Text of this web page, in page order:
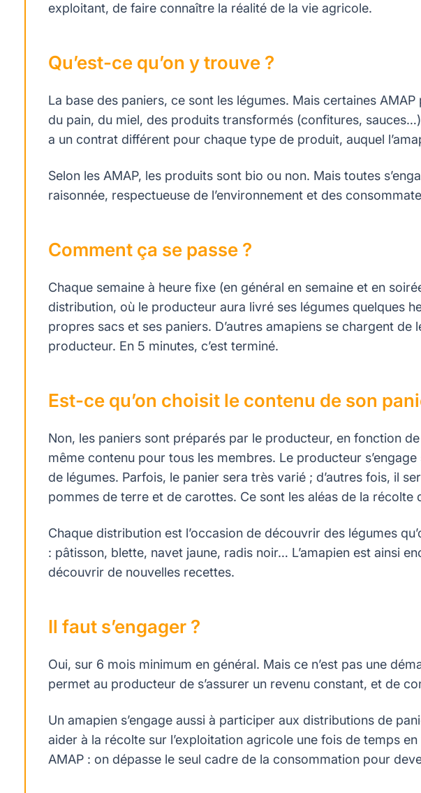
exploitant, de faire connaître la réalité de la vie agricole.
Qu’est-ce qu’on y trouve ?
La base des paniers, ce sont les légumes. Mais certaines
du pain, du miel, des produits transformés (confitures,
a un contrat différent pour chaque type de produit, auquel
Selon les AMAP, les produits sont bio ou non. Mais toutes
raisonnée, respectueuse de l’environnement et des
Comment ça se passe ?
Chaque semaine à heure fixe (en général en semaine et en
distribution, où le producteur aura livré ses légumes quelques
propres sacs et ses paniers. D’autres amapiens se chargent de
producteur. En 5 minutes, c’est terminé.
Est-ce qu’on choisit le contenu de son
Non, les paniers sont préparés par le producteur, en fonction
même contenu pour tous les membres. Le producteur
de légumes. Parfois, le panier sera très varié ; d’autres fois, il
pommes de terre et de carottes. Ce sont les aléas de la récolte
Chaque distribution est l’occasion de découvrir des légumes
: pâtisson, blette, navet jaune, radis noir… L’amapien est ainsi
découvrir de nouvelles recettes.
Il faut s’engager ?
Oui, sur 6 mois minimum en général. Mais ce n’est pas une
permet au producteur de s’assurer un revenu constant, et de
Un amapien s’engage aussi à participer aux distributions de
aider à la récolte sur l’exploitation agricole une fois de temps
AMAP : on dépasse le seul cadre de la consommation pour